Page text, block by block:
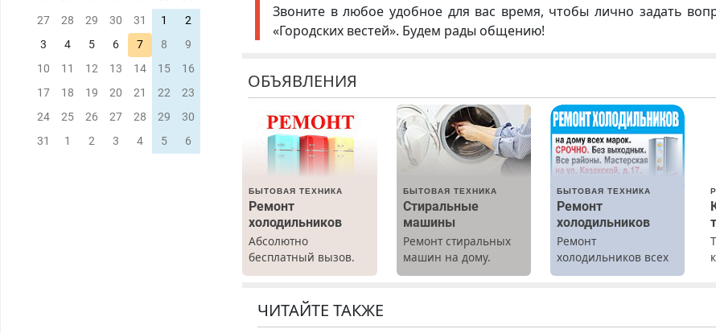
Звоните в любое удобное для вас время, чтобы лично задать
«Городских вестей». Будем рады общению!
ОБЪЯВЛЕНИЯ
БЫТОВАЯ ТЕХНИКА
Ремонт
холодильников
Абсолютно
бесплатный вызов.
Ремонт
марок на дому, с
гарантией. Все р-ны.
БЫТОВАЯ ТЕХНИКА
Стиральные
машины
Ремонт стиральных
машин на дому.
Выезд и диагностика
БЫТОВАЯ ТЕХНИКА
Ремонт
холодильников
Ремонт
холодильников всех
марок на дому.
ЧИТАЙТЕ ТАКЖЕ
27
28 29 30 31 1
2
3
4 5 6 7 8
9
10
11 12 13 14 15
16
17
18 19 20 21 22
23
24
25 26 27 28 29
30
31
1 2 3 4 5 6